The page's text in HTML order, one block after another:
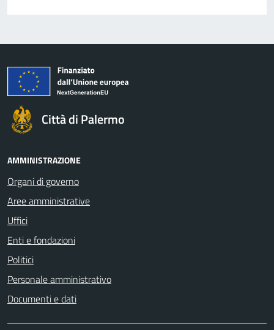
Città di Palermo
AMMINISTRAZIONE
Organi di governo
Aree amministrative
Uffici
Enti e fondazioni
Politici
Personale amministrativo
Documenti e dati